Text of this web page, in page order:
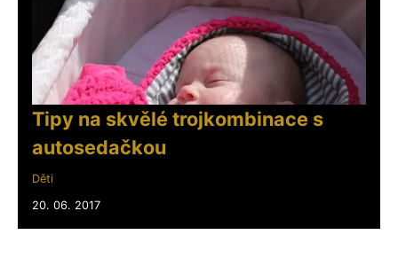
Tipy na skvělé trojkombinace s
autosedačkou
Děti
20. 06. 2017